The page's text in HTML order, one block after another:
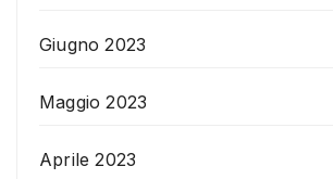
Giugno 2023
Maggio 2023
Aprile 2023